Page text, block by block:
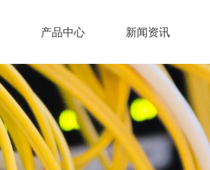
产品中心 新闻资讯